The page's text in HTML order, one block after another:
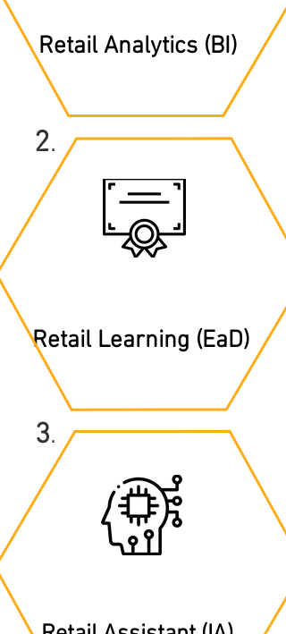
Retail Analytics (BI)
Retail Learning (EaD)
2.
3.